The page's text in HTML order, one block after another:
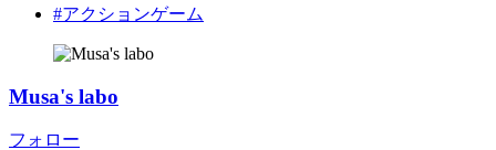
#アクションゲーム
Musa's labo
フォロー